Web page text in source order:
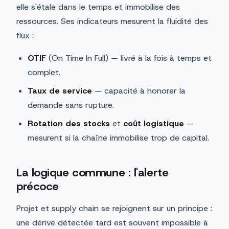
elle s'étale dans le temps et immobilise des
ressources. Ses indicateurs mesurent la fluidité des
flux :
OTIF (On Time In Full) — livré à la fois à temps et
complet.
Taux de service — capacité à honorer la
demande sans rupture.
Rotation des stocks et coût logistique —
mesurent si la chaîne immobilise trop de capital.
La logique commune : l'alerte
précoce
Projet et supply chain se rejoignent sur un principe :
une dérive détectée tard est souvent impossible à